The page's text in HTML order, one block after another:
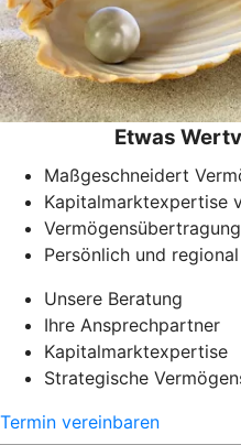
Etwas
Maßgeschneidert
Kapitalmarktexpertise
Persönlich und
Unsere Beratung
Ihre Ansprechpartner
Kapitalmarktexpertise
Strategische
Termin vereinbaren